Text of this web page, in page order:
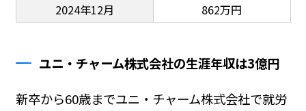
2024年12月
862万円
ユニ・チャーム株式会社の生涯年収は3億円
新卒から60歳までユニ・チャーム株式会社で就労